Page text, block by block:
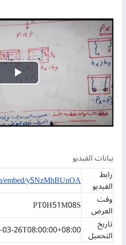
بيانات الفيديو
رابط
الفيديو
embed/y5NzMhBUnOA
وقت
العرض
PT0H51M08S
تاريخ
التحميل 26T08:00:00+08:00